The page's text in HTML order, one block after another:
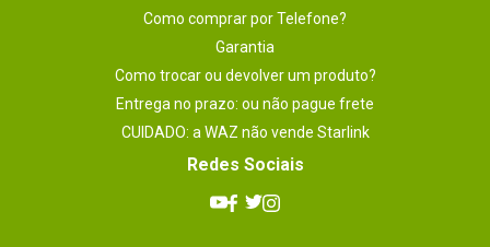
Como comprar por Telefone?
Garantia
Como trocar ou devolver um produto?
Entrega no prazo: ou não pague frete
CUIDADO: a WAZ não vende Starlink
Redes Sociais